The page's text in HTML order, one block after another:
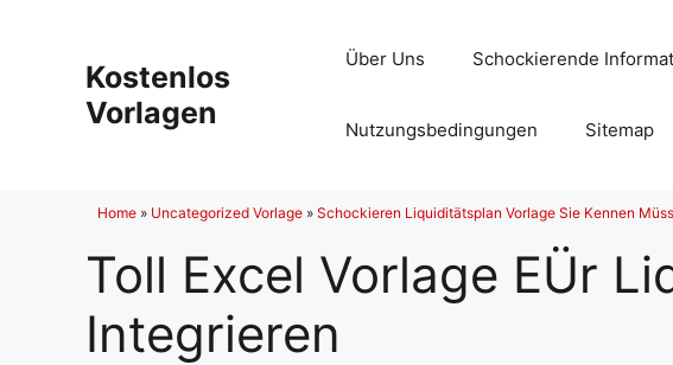
Kostenlos
Vorlagen
Über Uns Schockierende
Nutzungsbedingungen Sitemap
Home » Uncategorized Vorlage » Schockieren Liquiditätsplan Vorlage Sie Kennen
Toll Excel Vorlage EÜr
Integrieren